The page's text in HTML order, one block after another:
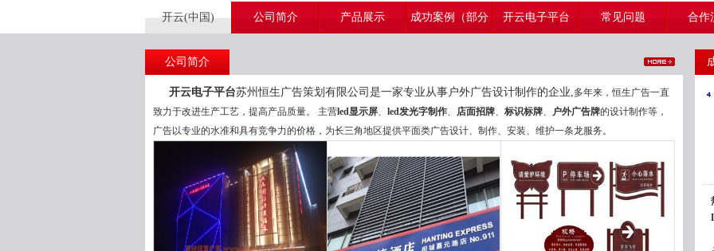
开云(中国) 公司简介 产品展示 成功案例（部分 开云电子平台 常见问题 合作
公司简介
开云电子平台苏州恒生广告策划有限公司是一家专业从事户外广告设计制作的企业,多年来，恒生广告一直
致力于改进生产工艺，提高产品质量。 主营led显示屏、 led发光字制作、 店面招牌、 标识标牌、 户外广告牌的设计制作等，
广告以专业的水准和具有竞争力的价格，为长三角地区提供平面类广告设计、制作、安装、维护一条龙服务。